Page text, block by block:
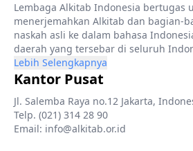
Lembaga Alkitab Indonesia bertugas
menerjemahkan Alkitab dan bagian-
naskah asli ke dalam bahasa
daerah yang tersebar di seluruh
Lebih Selengkapnya
Kantor Pusat
Jl. Salemba Raya no.12 Jakarta,
Telp. (021) 314 28 90
Email: info@alkitab.or.id